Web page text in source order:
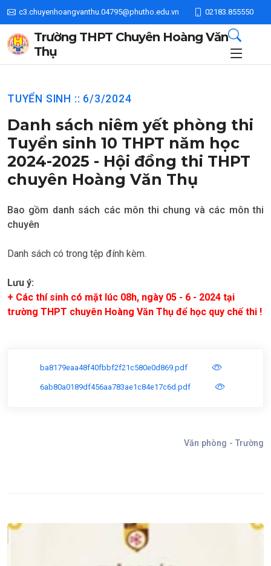
c3.chuyenhoangvanthu.04795@phutho.edu.vn 02183.855550
Trường THPT Chuyên Hoàng Văn
Thụ
TUYỂN SINH :: 6/3/2024
Danh sách niêm yết phòng thi
Tuyển sinh 10 THPT năm học
2024-2025 - Hội đồng thi THPT
chuyên Hoàng Văn Thụ
Bao gồm danh sách các môn thi chung và các môn thi
chuyên
Danh sách có trong tệp đính kèm.
Lưu ý:
+ Các thí sinh có mặt lúc 08h, ngày 05 - 6 - 2024 tại
trường THPT chuyên Hoàng Văn Thụ để học quy chế thi !
ba8179eaa48f40fbbf2f21c580e0d869.pdf
6ab80a0189df456aa783ae1c84e17c6d.pdf
Văn phòng - Trường